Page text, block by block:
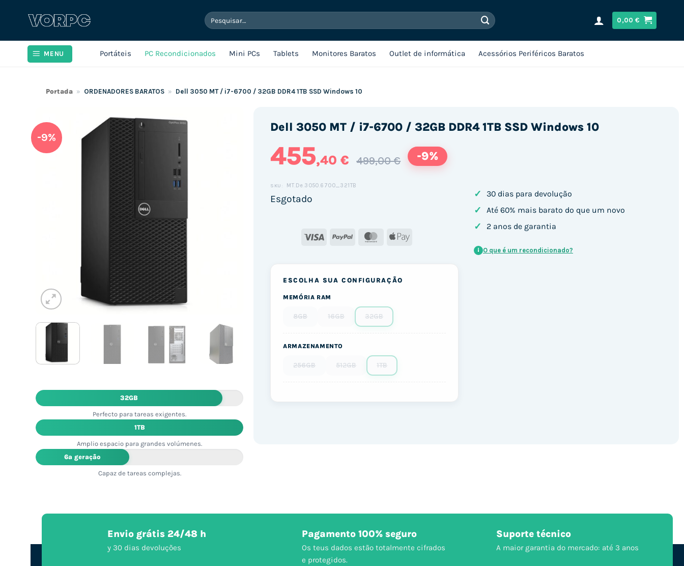
Pesquisar
por:
0,00€
MENU Portáteis PC Recondicionados Mini PCs Tablets Monitores Baratos Outlet de informática Acessórios Periféricos Baratos
Portada » ORDENADORES BARATOS » Dell 3050 MT / i7-6700 / 32GB DDR4 1TB SSD Windows 10
-9%
32GB
Perfecto para tareas exigentes.
1TB
Amplio espacio para grandes volúmenes.
6ª geração
Capaz de tareas complejas.
Dell 3050 MT / i7-6700 / 32GB DDR4 1TB SSD Windows 10
455,40 € 499,00 € -9%
SKU: MT.De.3050.6700_321TB
Esgotado
Visa PayPal MasterCard
Apple
ESCOLHA SUA CONFIGURAÇÃO
MEMÓRIA RAM
8GB 16GB 32GB
ARMAZENAMENTO
256GB 512GB 1TB
✓ 30 dias para devolução
✓ Até 60% mais barato do que um novo
✓ 2 anos de garantia
i O que é um recondicionado?
Envio grátis 24/48 h
y 30 dias devoluções
Pagamento 100% seguro
Os teus dados estão totalmente cifrados
e protegidos.
Suporte técnico
A maior garantia do mercado: até 3 anos